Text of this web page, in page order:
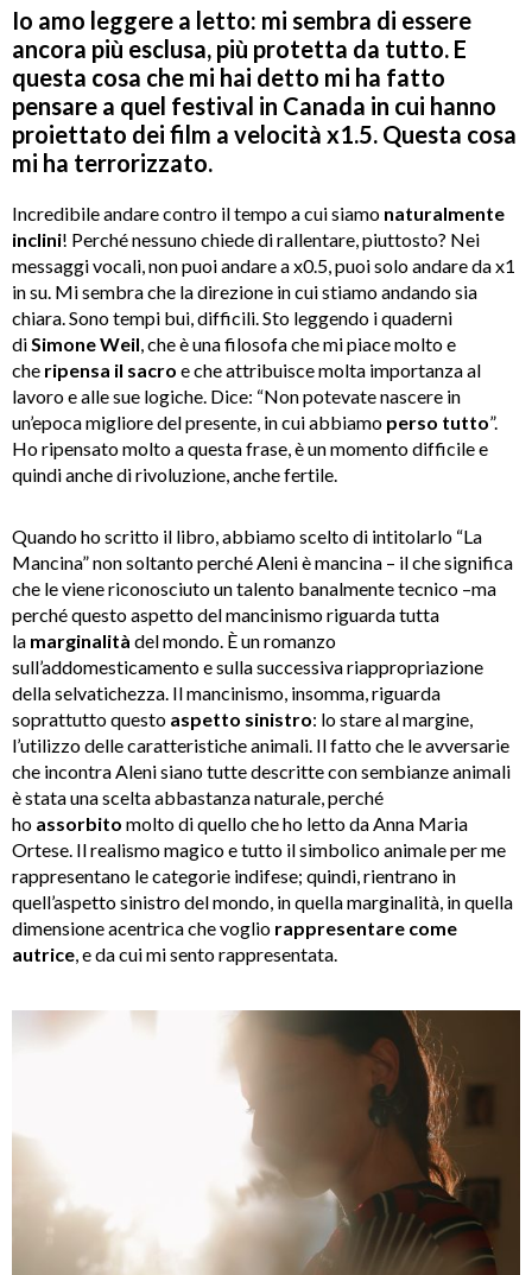
Io amo leggere a letto: mi sembra di essere
ancora più esclusa, più protetta da tutto. E
questa cosa che mi hai detto mi ha fatto
pensare a quel festival in Canada in cui hanno
proiettato dei film a velocità x1.5. Questa cosa
mi ha terrorizzato.
Incredibile andare contro il tempo a cui siamo naturalmente
inclini! Perché nessuno chiede di rallentare, piuttosto? Nei
messaggi vocali, non puoi andare a x0.5, puoi solo andare da x1
in su. Mi sembra che la direzione in cui stiamo andando sia
chiara. Sono tempi bui, difficili. Sto leggendo i quaderni
diSimone Weil, che è una filosofa che mi piace molto e
che ripensa il sacro e che attribuisce molta importanza al
lavoro e alle sue logiche. Dice: “Non potevate nascere in
un’epoca migliore del presente, in cui abbiamo perso tutto”.
Ho ripensato molto a questa frase, è un momento difficile e
quindi anche di rivoluzione, anche fertile.
Quando ho scritto il libro, abbiamo scelto di intitolarlo “La
Mancina” non soltanto perché Aleni è mancina – il che significa
che le viene riconosciuto un talento banalmente tecnico –ma
perché questo aspetto del mancinismo riguarda tutta
la marginalità del mondo. È un romanzo
sull’addomesticamento e sulla successiva riappropriazione
della selvatichezza. Il mancinismo, insomma, riguarda
soprattutto questo aspetto sinistro: lo stare al margine,
l’utilizzo delle caratteristiche animali. Il fatto che le avversarie
che incontra Aleni siano tutte descritte con sembianze animali
è stata una scelta abbastanza naturale, perché
ho assorbito molto di quello che ho letto da Anna Maria
Ortese. Il realismo magico e tutto il simbolico animale per me
rappresentano le categorie indifese; quindi, rientrano in
quell’aspetto sinistro del mondo, in quella marginalità, in quella
dimensione acentrica che voglio rappresentare come
autrice, e da cui mi sento rappresentata.